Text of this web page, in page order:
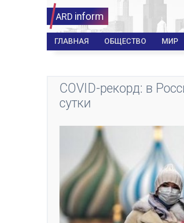
ARD inform
ГЛАВНАЯ ОБЩЕСТВО МИР
COVID-рекорд: в
сутки